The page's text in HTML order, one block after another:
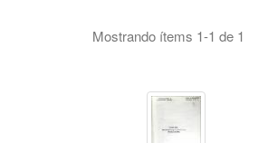
Mostrando ítems 1-1 de 1